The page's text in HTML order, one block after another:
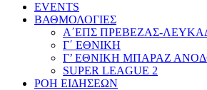
EVENTS
ΒΑΘΜΟΛΟΓΙΕΣ
Α΄ΕΠΣ ΠΡΕΒΕΖΑΣ-
Γ΄ ΕΘΝΙΚΗ
Γ’ ΕΘΝΙΚΗ ΜΠΑΡΑΖ
SUPER LEAGUE 2
ΡΟΗ ΕΙΔΗΣΕΩΝ